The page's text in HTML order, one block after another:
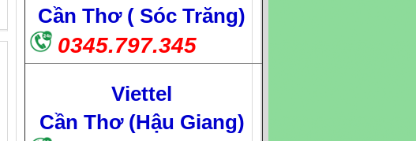
Cần Thơ ( Sóc Trăng)
0345.797.345
Viettel
Cần Thơ (Hậu Giang)